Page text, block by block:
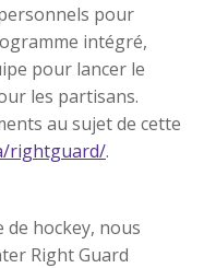
pour
intégré,
pour lancer le
les partisans.
au sujet de cette
rightguard/.
de hockey, nous
Right Guard